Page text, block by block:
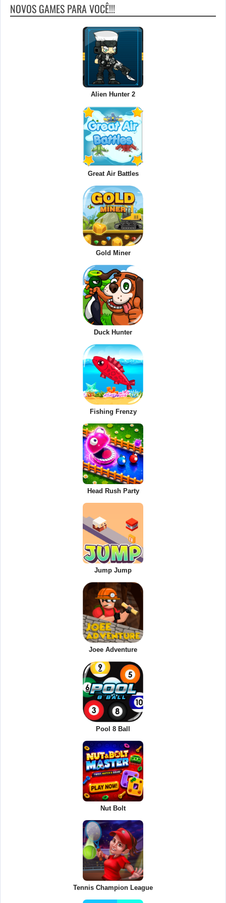
NOVOS GAMES PARA VOCÊ!!!
Alien Hunter 2
Great Air Battles
Gold Miner
Duck Hunter
Fishing Frenzy
Head Rush Party
Jump Jump
Joee Adventure
Pool 8 Ball
Nut Bolt
Tennis Champion League